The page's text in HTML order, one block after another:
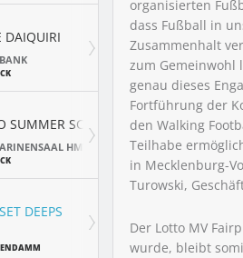
organisierten
dass Fußball in
Zusammenhalt
zum Gemeinwohl
genau dieses
Fortführung der
den Walking
Teilhabe
in Mecklenburg-
Turowski,
Der Lotto MV
wurde, bleibt
DAIQUIRI
SUMMER SCHOOL
HMT
DEEPS